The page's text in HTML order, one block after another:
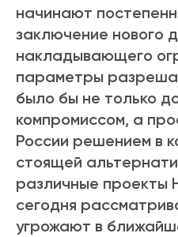
начинают
заключение нового
накладывающего
параметры
было бы не только
компромиссом, а
России решением в
стоящей
различные проекты
сегодня
угрожают в